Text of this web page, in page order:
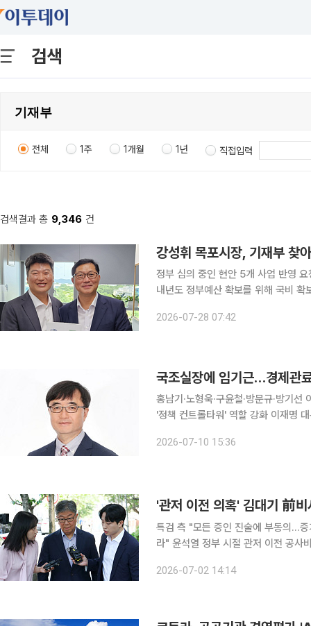
검색
전체 1주 1개월 1년 직접입력
검색결과 총 9,346 건
강성휘 목포시장, 기재부 찾
정부 심의 중인 현안 5개 사업 반영 요청김산
내년도 정부예산 확보를 위해 국비 확보에 나섰다. 강 시장은 27일 기획
2026-07-28 07:42
국조실장에 임기근…경제관
홍남기·노형욱·구윤철·방문규·방기
'정책 컨트롤타워' 역할 강화 이재명 대통령이 10일 장관급인 국무조정실장에 임기근 기획예산처 차
획재정부 출신 경제관료들이 잇따라
2026-07-10 15:36
'관저 이전 의혹' 김대기 前
특검 측 "모든 증인 진술에 부동의...
라" 윤석열 정부 시절 관저 이전 공사비를 행정안전부 예산으로 불법 전용한 혐의로 기소된 김대기
다. 서울중앙지법 형사합의36부(이
2026-07-02 14:14